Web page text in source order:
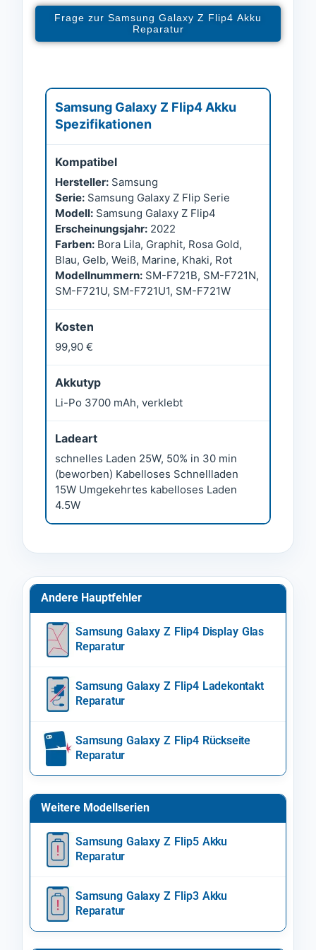
Frage zur Samsung Galaxy Z Flip4 Akku
Reparatur
Samsung Galaxy Z Flip4 Akku
Spezifikationen
Kompatibel
Hersteller: Samsung
Serie: Samsung Galaxy Z Flip Serie
Modell: Samsung Galaxy Z Flip4
Erscheinungsjahr: 2022
Farben: Bora Lila, Graphit, Rosa Gold,
Blau, Gelb, Weiß, Marine, Khaki, Rot
Modellnummern: SM-F721B, SM-F721N,
SM-F721U, SM-F721U1, SM-F721W
Kosten
99,90 €
Akkutyp
Li-Po 3700 mAh, verklebt
Ladeart
schnelles Laden 25W, 50% in 30 min
(beworben) Kabelloses Schnellladen
15W Umgekehrtes kabelloses Laden
4.5W
Andere Hauptfehler
Samsung Galaxy Z Flip4 Display Glas
Reparatur
Samsung Galaxy Z Flip4 Ladekontakt
Reparatur
Samsung Galaxy Z Flip4 Rückseite
Reparatur
Weitere Modellserien
Samsung Galaxy Z Flip5 Akku
Reparatur
Samsung Galaxy Z Flip3 Akku
Reparatur